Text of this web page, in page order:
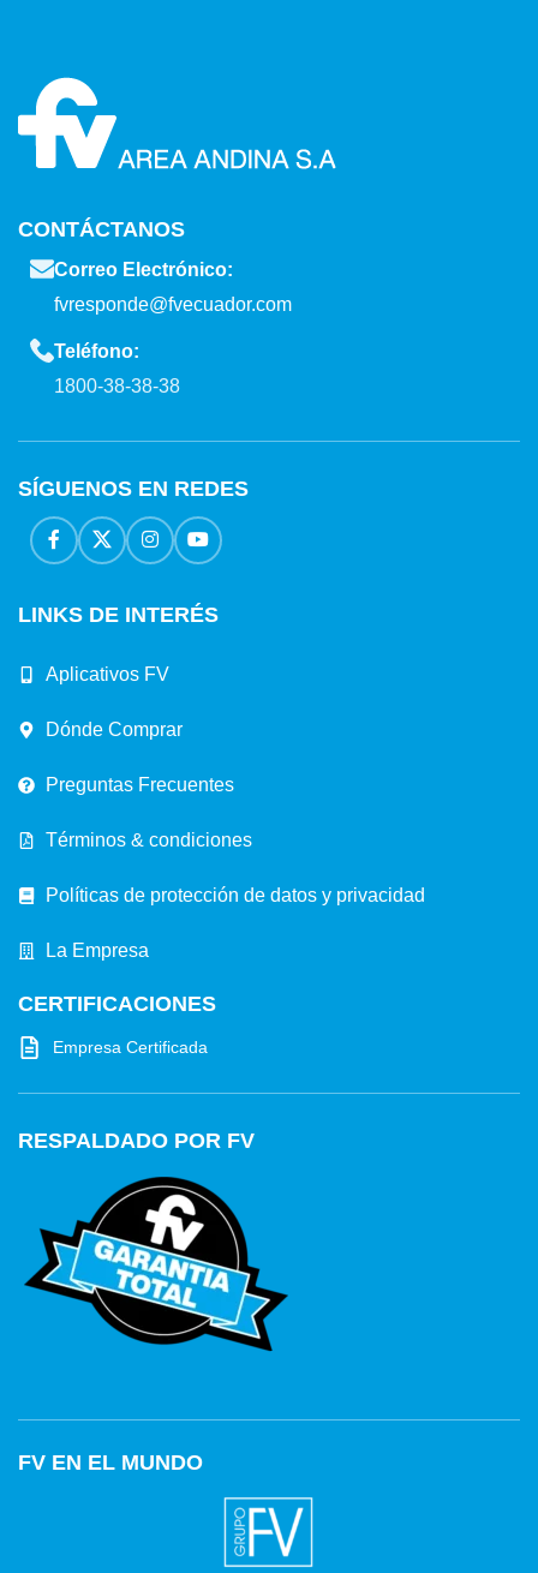
CONTÁCTANOS
Correo Electrónico:
fvresponde@fvecuador.com
Teléfono:
1800-38-38-38
SÍGUENOS EN REDES
LINKS DE INTERÉS
Aplicativos FV
Dónde Comprar
Preguntas Frecuentes
Términos & condiciones
Políticas de protección de datos y privacidad
La Empresa
CERTIFICACIONES
Empresa Certificada
RESPALDADO POR FV
FV EN EL MUNDO